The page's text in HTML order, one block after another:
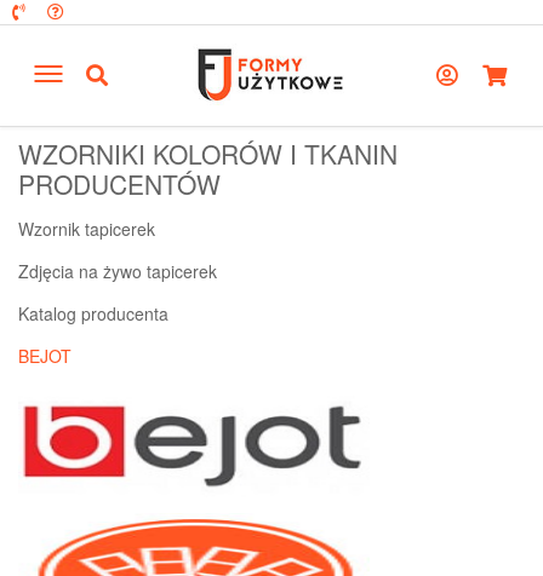
WZORNIKI KOLORÓW I TKANIN
PRODUCENTÓW
Wzornik tapicerek
Zdjęcia na żywo tapicerek
Katalog producenta
BEJOT